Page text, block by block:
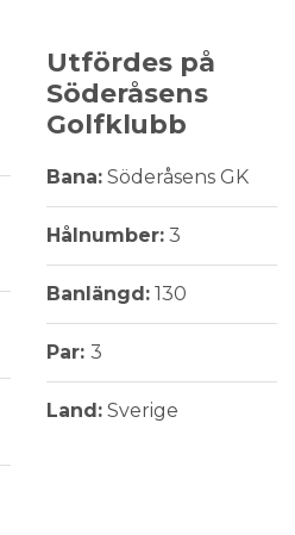
Utfördes på
Söderåsens
Golfklubb
Bana: Söderåsens GK
Hålnumber: 3
Banlängd: 130
Par: 3
Land: Sverige